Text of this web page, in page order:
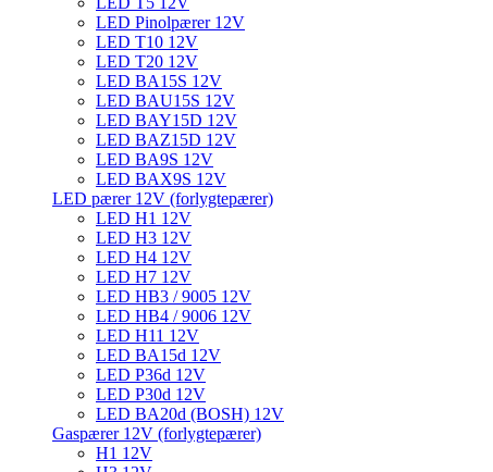
LED Pinolpærer 12V
LED T10 12V
LED T20 12V
LED BA15S 12V
LED BAU15S 12V
LED BAY15D 12V
LED BAZ15D 12V
LED BA9S 12V
LED BAX9S 12V
LED pærer 12V (forlygtepærer)
LED H1 12V
LED H3 12V
LED H4 12V
LED H7 12V
LED HB3 / 9005 12V
LED HB4 / 9006 12V
LED H11 12V
LED BA15d 12V
LED P36d 12V
LED P30d 12V
LED BA20d (BOSH) 12V
Gaspærer 12V (forlygtepærer)
H1 12V